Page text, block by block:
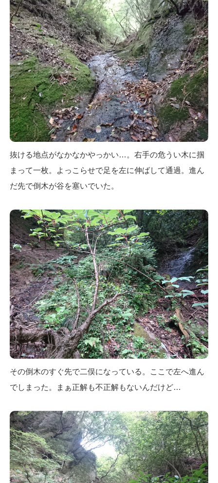
抜ける地点がなかなかやっかい…。右手の危うい木に掴
まって一枚。よっこらせで足を左に伸ばして通過。進ん
だ先で倒木が谷を塞いでいた。
その倒木のすぐ先で二俣になっている。ここで左へ進ん
でしまった。まぁ正解も不正解もないんだけど…